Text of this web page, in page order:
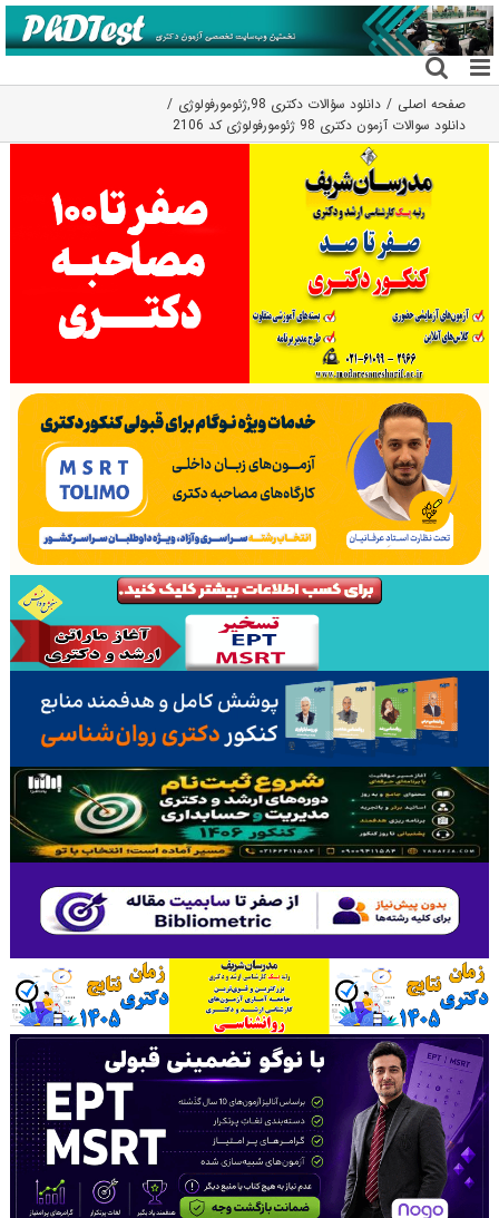
رفتن
به
محتوا
صفحه اصلی دانلود سؤالات دکتری 98 ,ژئومورفولوژی
دانلود سوالات آزمون دکتری 98 ژئومورفولوژی کد 2106